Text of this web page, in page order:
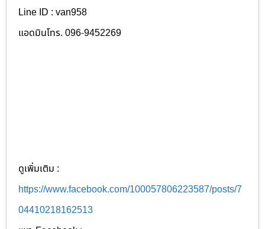
Line ID : van958
แอดมินโทร. 096-9452269
ดูเพิ่มเติม :
https://www.facebook.com/100057806223587/posts/7
04410218162513